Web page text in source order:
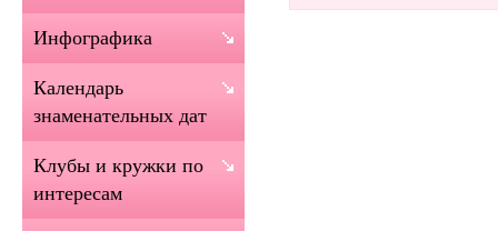
Инфографика
Календарь
знаменательных дат
Клубы и кружки по
интересам